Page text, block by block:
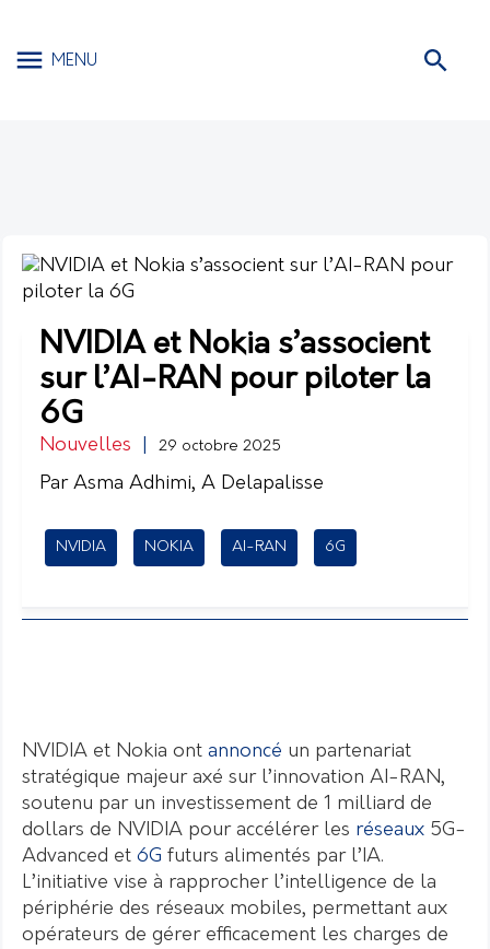
MENU
NVIDIA et Nokia s’associent
sur l’AI-RAN pour piloter la
6G
Nouvelles 29 octobre 2025
Par Asma Adhimi, A Delapalisse
NVIDIA NOKIA AI-RAN 6G
NVIDIA et Nokia ont annoncé un partenariat
stratégique majeur axé sur l’innovation AI-RAN,
soutenu par un investissement de 1 milliard de
dollars de NVIDIA pour accélérer les réseaux 5G-
Advanced et 6G futurs alimentés par l’IA.
L’initiative vise à rapprocher l’intelligence de la
périphérie des réseaux mobiles, permettant aux
opérateurs de gérer efficacement les charges de